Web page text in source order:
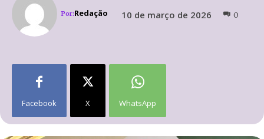
Por:Redação 10 de março de 2026 0
Facebook X WhatsApp